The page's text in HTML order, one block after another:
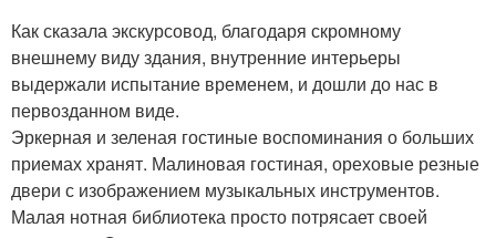
Как сказала экскурсовод, благодаря скромному
внешнему виду здания, внутренние интерьеры
выдержали испытание временем, и дошли до нас в
первозданном виде.
Эркерная и зеленая гостиные воспоминания о больших
приемах хранят. Малиновая гостиная, ореховые резные
двери с изображением музыкальных инструментов.
Малая нотная библиотека просто потрясает своей